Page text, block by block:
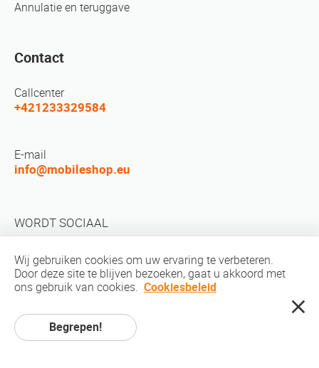
Annulatie en teruggave
Contact
Callcenter
+421233329584
E-mail
info@mobileshop.eu
WORDT SOCIAAL
auteursrechten © 2010-2026 MobileShop.eu. Alle rechten voorbehouden.
Alle productfoto's op de site zijn eigendom van Mobileshop.eu |
Wij gebruiken cookies om uw ervaring te verbeteren.
Door deze site te blijven bezoeken, gaat u akkoord met
ons gebruik van cookies. Cookiesbeleid
Begrepen!